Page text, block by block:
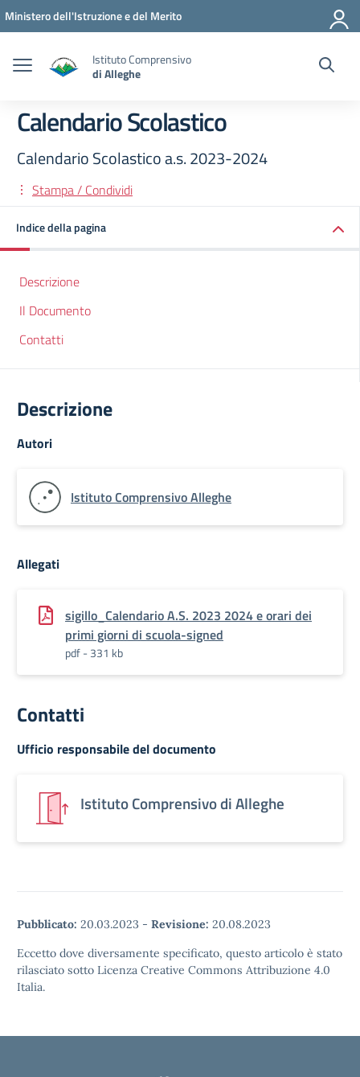
Vai ai contenuti
Vai al menu di navigazione
Vai al footer
Ministero dell'Istruzione e del Merito
Istituto Comprensivo
di Alleghe
Calendario Scolastico
Calendario Scolastico a.s. 2023-2024
Stampa / Condividi
Indice della pagina
Descrizione
Il Documento
Contatti
Descrizione
Autori
Istituto Comprensivo Alleghe
Allegati
sigillo_Calendario A.S. 2023 2024 e orari dei
primi giorni di scuola-signed
pdf - 331 kb
Contatti
Ufficio responsabile del documento
Istituto Comprensivo di Alleghe
Pubblicato: 20.03.2023 - Revisione: 20.08.2023
Eccetto dove diversamente specificato, questo articolo è stato
rilasciato sotto Licenza Creative Commons Attribuzione 4.0
Italia.